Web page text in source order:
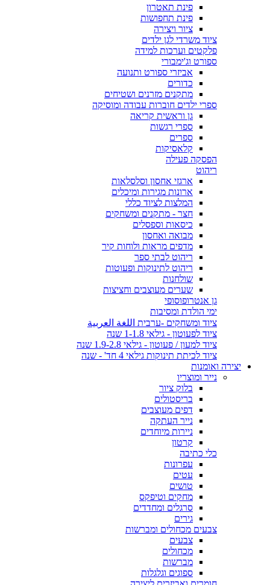
פינת תאטרון
פינת תחפושות
ציור ויצירה
ציוד משרדי לגן ילדים
פלקטים וערכות למידה
ספורט וג'ימבורי
אביזרי ספורט ותנועה
כדורים
מתקנים מזרנים ושטיחים
ספרי ילדים חוברות עבודה ומוסיקה
גן וראשית קריאה
ספרי רגשות
ספרים
קלאסיקות
הפסקה פעילה
ריהוט
ארגזי אחסון וסלסלאות
ארונות מגירות ומיכלים
המלצות לציוד כללי
חצר - מתקנים ומשחקים
כיסאות וספסלים
מבואה ואחסון
מדפים מראות ולוחות קיר
ריהוט לבתי ספר
ריהוט לתינוקות ופעוטות
שולחנות
שערים מעוצבים וחציצות
גן אנטרופוסופי
ימי הולדת ומסיבות
ציוד ומשחקים -ערבית اللغة العربية
ציוד לפעוטון - גילאי 1-1.8 שנה
ציוד למעון / פעוטון - גילאי 1.9-2.8 שנה
ציוד לכיתת תינוקות גילאי 4 חד' - שנה
יצירה ואומנות
נייר ומוצריו
בלוק ציור
בריסטולים
דפים מעוצבים
נייר העתקה
ניירות מיוחדים
קרטון
כלי כתיבה
עפרונות
עטים
טושים
מחקים וטיפקס
סרגלים ומחדדים
גירים
צבעים מכחולים ומברשות
צבעים
מכחולים
מברשות
ספוגים וגלגלות